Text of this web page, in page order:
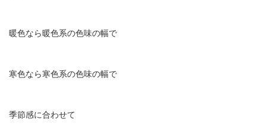
暖色なら暖色系の色味の幅で
寒色なら寒色系の色味の幅で
季節感に合わせて